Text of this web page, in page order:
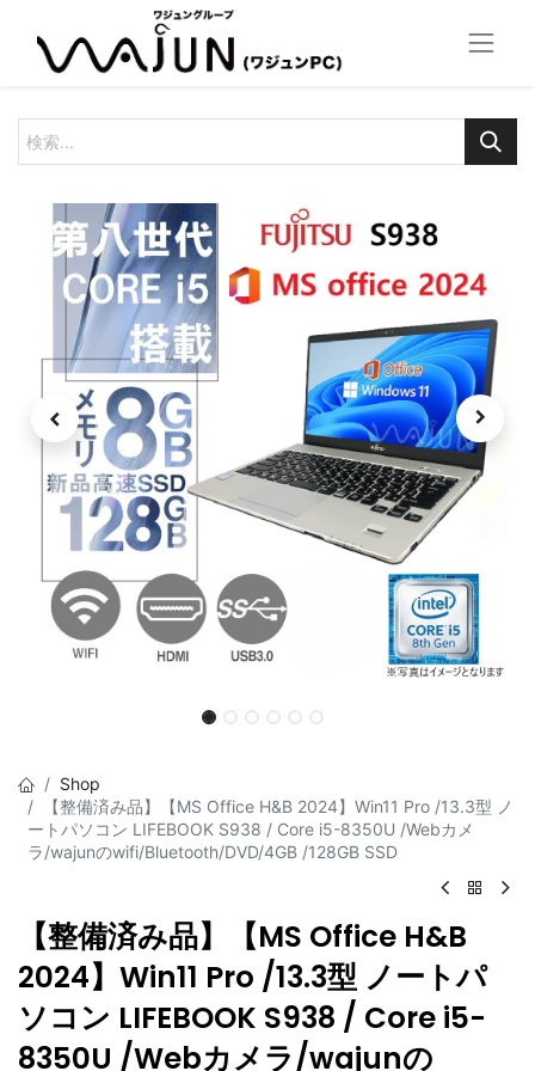
Shop
【整備済み品】【MS Office H&B 2024】Win11 Pro /13.3型 ノ
ートパソコン LIFEBOOK S938 / Core i5-8350U /Webカメ
ラ/wajunのwifi/Bluetooth/DVD/4GB /128GB SSD
【整備済み品】【MS Office H&B
2024】Win11 Pro /13.3型 ノートパ
ソコン LIFEBOOK S938 / Core i5-
8350U /Webカメラ/wajunの